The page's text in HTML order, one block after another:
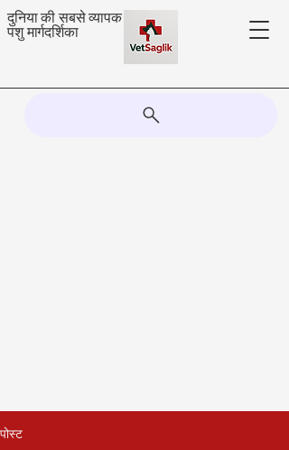
दुनिया की सबसे व्यापक
पशु मार्गदर्शिका
पोस्ट